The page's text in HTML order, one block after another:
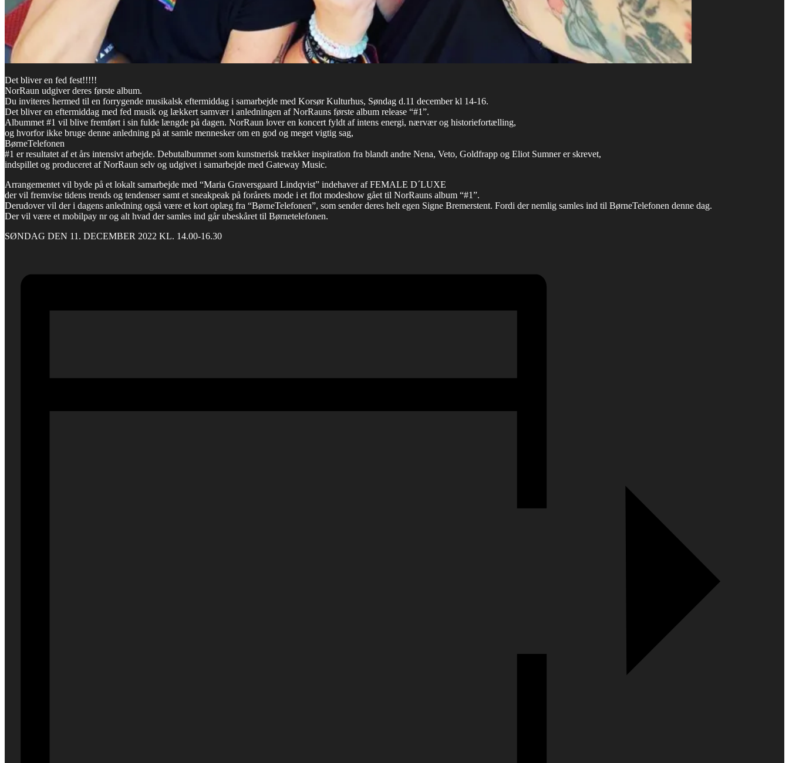
Det bliver en fed fest!!!!!
NorRaun udgiver deres første album.
Du inviteres hermed til en forrygende musikalsk eftermiddag i samarbejde med Korsør Kulturhus, Søndag d.11 december kl 14-16.
Det bliver en eftermiddag med fed musik og lækkert samvær i anledningen af NorRauns første album release “#1”.
Albummet #1 vil blive fremført i sin fulde længde på dagen. NorRaun lover en koncert fyldt af intens energi, nærvær og historiefortælling,
og hvorfor ikke bruge denne anledning på at samle mennesker om en god og meget vigtig sag,
BørneTelefonen
#1 er resultatet af et års intensivt arbejde. Debutalbummet som kunstnerisk trækker inspiration fra blandt andre Nena, Veto, Goldfrapp og Eliot Sumner er skrevet,
indspillet og produceret af NorRaun selv og udgivet i samarbejde med Gateway Music.
Arrangementet vil byde på et lokalt samarbejde med “Maria Graversgaard Lindqvist” indehaver af FEMALE D´LUXE
der vil fremvise tidens trends og tendenser samt et sneakpeak på forårets mode i et flot modeshow gået til NorRauns album “#1”.
Derudover vil der i dagens anledning også være et kort oplæg fra “BørneTelefonen”, som sender deres helt egen Signe Bremerstent. Fordi der nemlig samles ind til BørneTelefonen denne dag.
Der vil være et mobilpay nr og alt hvad der samles ind går ubeskåret til Børnetelefonen.
SØNDAG DEN 11. DECEMBER 2022 KL. 14.00-16.30